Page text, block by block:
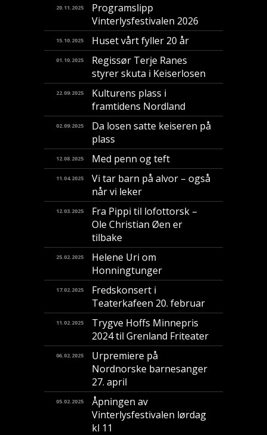
20.11.2025
Programslipp
Vinterlysfestivalen 2026
15.10.2025 Huset vårt fyller 20 år
01.10.2025
Regissør Terje Ranes
styrer skuta i Keiserlosen
22.09.2025
Kulturens plass i
framtidens Nordland
02.09.2025
Da losen satte keiseren på
plass
12.08.2025 Med penn og teft
11.04.2025
Vi tar barn på alvor – også
når vi leker
12.03.2025
Fra Pippi til lofottorsk –
Ole Christian Øen er
tilbake
25.02.2025
Helene Uri om
Honningtunger
17.02.2025
Fredskonsert i
Teaterkafeen 20. februar
11.02.2025
Trygve Hoffs Minnepris
2024 til Grenland Friteater
06.02.2025
Urpremiere på
Nordnorske barnesanger
27. april
05.02.2025
Åpningen av
Vinterlysfestivalen lørdag
kl 11